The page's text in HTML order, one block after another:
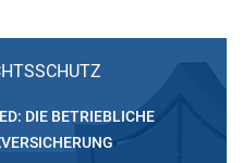
DIE BETRIEBLICHE